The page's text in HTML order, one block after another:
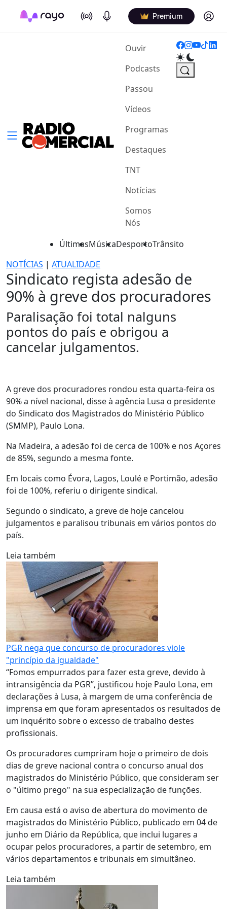
On Air Podcasts Premium Log in
Ouvir(current)
Podcasts
Passou
Vídeos
Programas
Destaques
TNT
Notícias
Somos
Nós
ÚltimasMúsicaDesportoTrânsito
NOTÍCIAS | ATUALIDADE
Sindicato regista adesão de
90% à greve dos procuradores
Paralisação foi total nalguns
pontos do país e obrigou a
cancelar julgamentos.
A greve dos procuradores rondou esta quarta-feira os
90% a nível nacional, disse à agência Lusa o presidente
do Sindicato dos Magistrados do Ministério Público
(SMMP), Paulo Lona.
Na Madeira, a adesão foi de cerca de 100% e nos Açores
de 85%, segundo a mesma fonte.
Em locais como Évora, Lagos, Loulé e Portimão, adesão
foi de 100%, referiu o dirigente sindical.
Segundo o sindicato, a greve de hoje cancelou
julgamentos e paralisou tribunais em vários pontos do
país.
Leia também
PGR nega que concurso de procuradores viole
"princípio da igualdade"
“Fomos empurrados para fazer esta greve, devido à
intransigência da PGR”, justificou hoje Paulo Lona, em
declarações à Lusa, à margem de uma conferência de
imprensa em que foram apresentados os resultados de
um inquérito sobre o excesso de trabalho destes
profissionais.
Os procuradores cumpriram hoje o primeiro de dois
dias de greve nacional contra o concurso anual dos
magistrados do Ministério Público, que consideram ser
o "último prego" na sua especialização de funções.
Em causa está o aviso de abertura do movimento de
magistrados do Ministério Público, publicado em 04 de
junho em Diário da República, que inclui lugares a
ocupar pelos procuradores, a partir de setembro, em
vários departamentos e tribunais em simultâneo.
Leia também